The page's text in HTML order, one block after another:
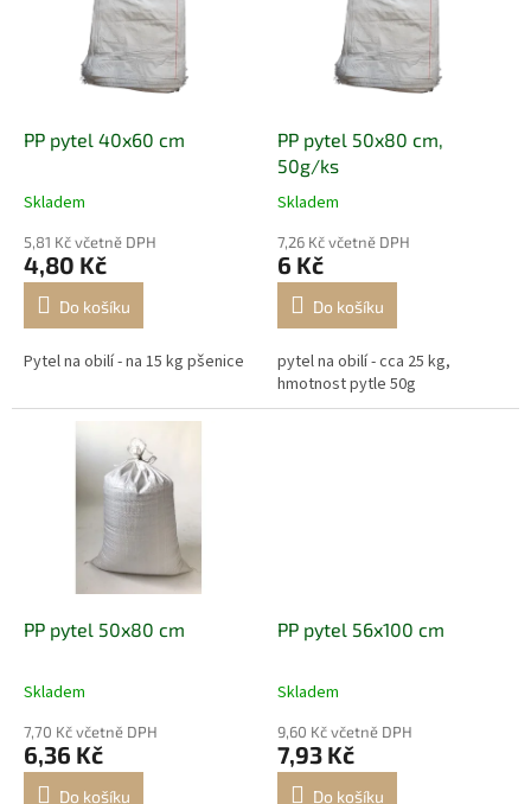
PP pytel 40x60 cm
Skladem
5,81 Kč včetně DPH
4,80 Kč
Do košíku
Pytel na obilí - na 15 kg pšenice
PP pytel 50x80 cm,
50g/ks
Skladem
7,26 Kč včetně DPH
6 Kč
Do košíku
pytel na obilí - cca 25 kg,
hmotnost pytle 50g
PP pytel 50x80 cm
Skladem
7,70 Kč včetně DPH
6,36 Kč
Do košíku
PP pytel 56x100 cm
Skladem
9,60 Kč včetně DPH
7,93 Kč
Do košíku